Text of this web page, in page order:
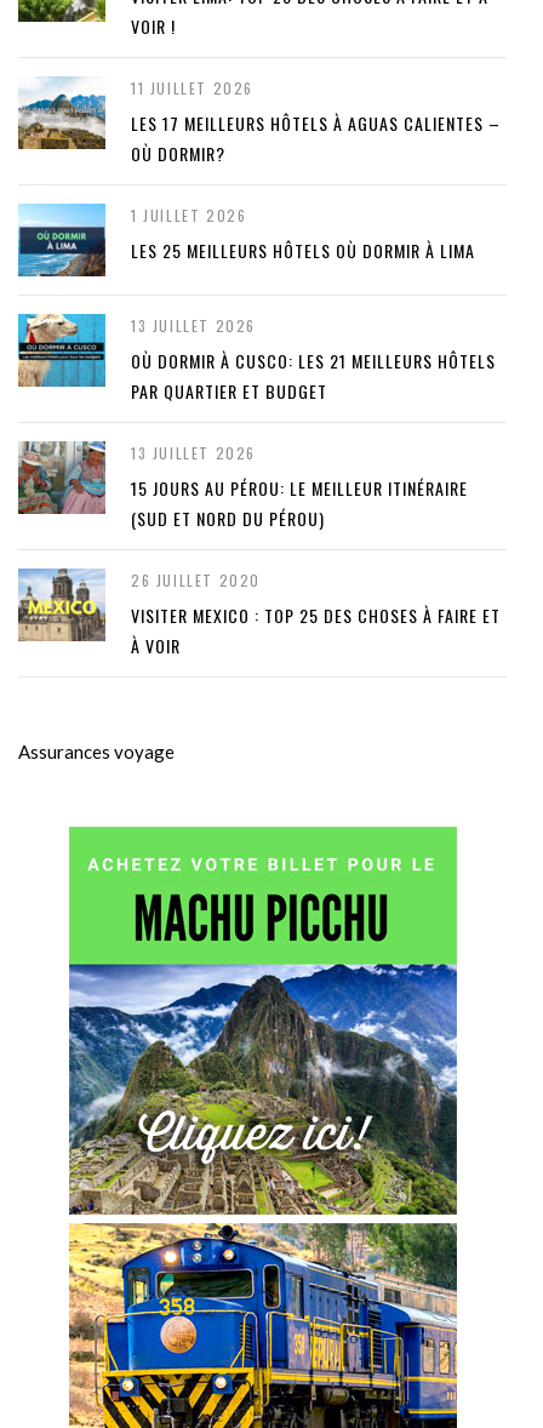
VOIR !
11 JUILLET 2026
LES 17 MEILLEURS HÔTELS À AGUAS CALIENTES –
OÙ DORMIR?
1 JUILLET 2026
LES 25 MEILLEURS HÔTELS OÙ DORMIR À LIMA
13 JUILLET 2026
OÙ DORMIR À CUSCO: LES 21 MEILLEURS HÔTELS
PAR QUARTIER ET BUDGET
13 JUILLET 2026
15 JOURS AU PÉROU: LE MEILLEUR ITINÉRAIRE
(SUD ET NORD DU PÉROU)
26 JUILLET 2020
VISITER MEXICO : TOP 25 DES CHOSES À FAIRE ET
À VOIR
Assurances voyage